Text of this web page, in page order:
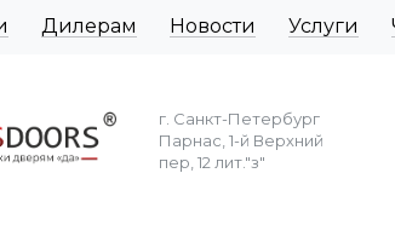
Дилерам Новости Услуги
г. Санкт-Петербург
Парнас, 1-й Верхний
пер, 12 лит."з"